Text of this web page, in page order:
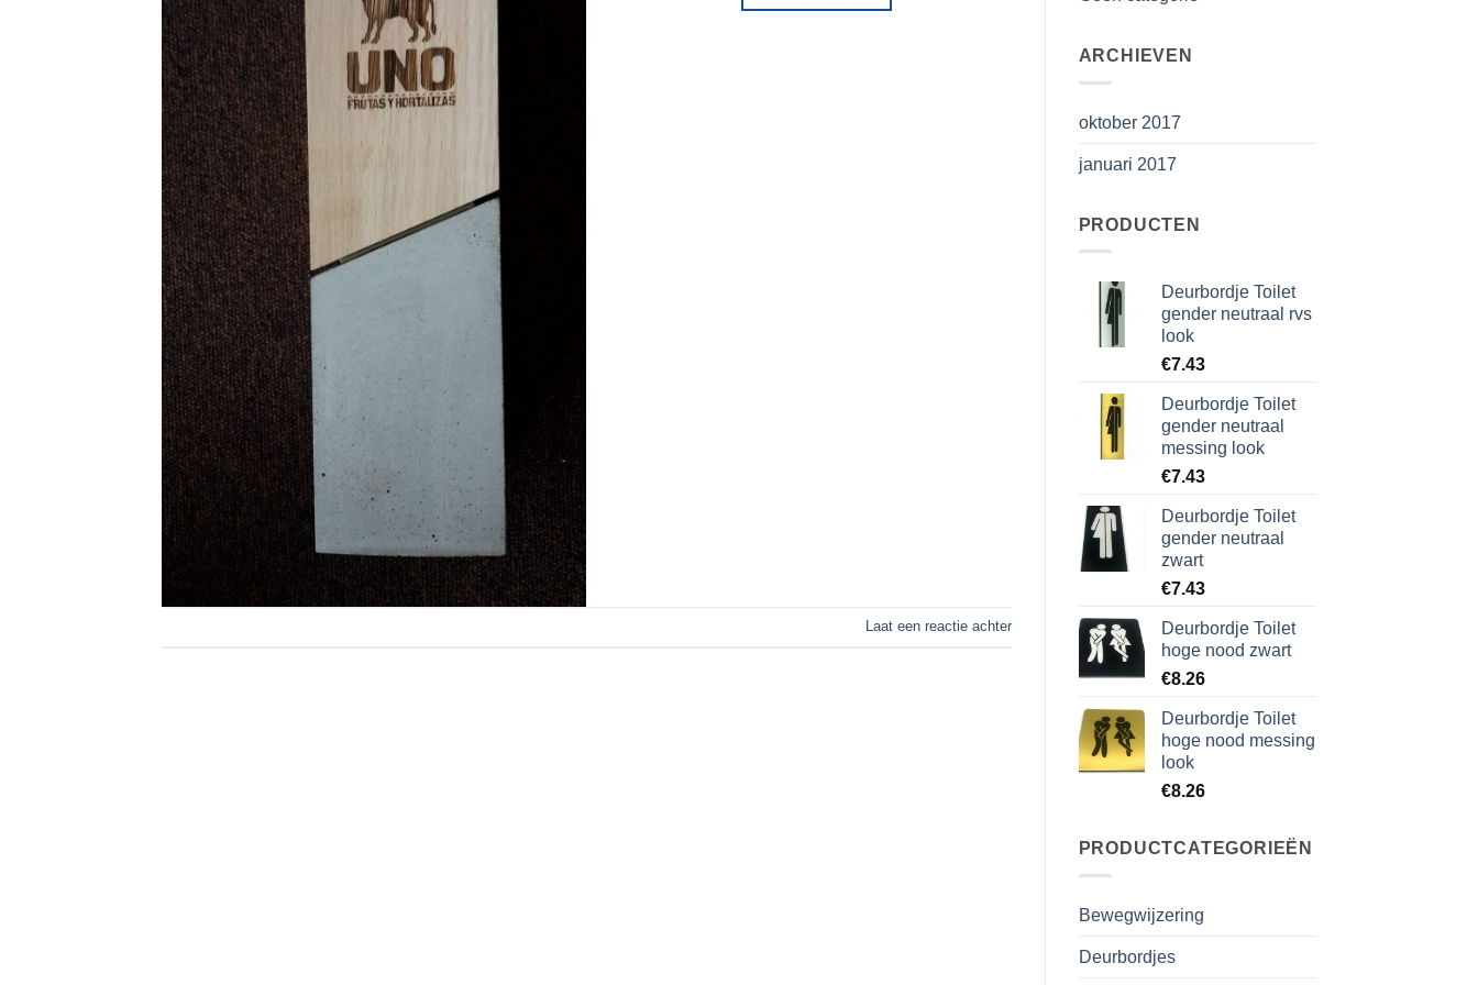
Laat een reactie achter
ARCHIEVEN
oktober 2017
januari 2017
PRODUCTEN
Deurbordje Toilet
gender neutraal rvs
look
€7.43
Deurbordje Toilet
gender neutraal
messing look
€7.43
Deurbordje Toilet
gender neutraal
zwart
€7.43
Deurbordje Toilet
hoge nood zwart
€8.26
Deurbordje Toilet
hoge nood messing
look
€8.26
PRODUCTCATEGORIEËN
Bewegwijzering
Deurbordjes